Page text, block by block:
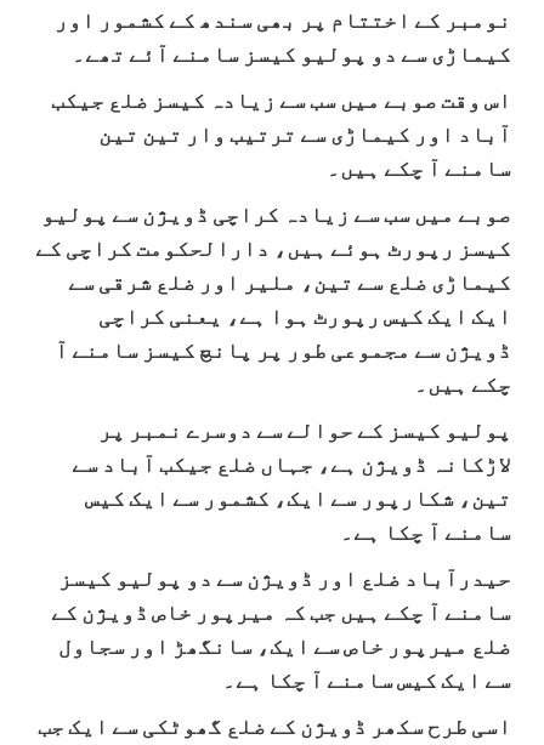
نومبر کے اختتام پر بھی سندھ کے کشمور اور
کیماڑی سے دو پولیو کیسز سامنے آئے تھے۔
اس وقت صوبے میں سب سے زیادہ کیسز ضلع جیکب
آباد اور کیماڑی سے ترتیب وار تین تین
سامنے آ چکے ہیں۔
صوبے میں سب سے زیادہ کراچی ڈویژن سے پولیو
کیسز رپورٹ ہوئے ہیں، دارالحکومت کراچی کے
کیماڑی ضلع سے تین، ملیر اور ضلع شرقی سے
ایک ایک کیس رپورٹ ہوا ہے، یعنی کراچی
ڈویژن سے مجموعی طور پر پانچ کیسز سامنے آ
چکے ہیں۔
پولیو کیسز کے حوالے سے دوسرے نمبر پر
لاڑکانہ ڈویژن ہے، جہاں ضلع جیکب آباد سے
تین، شکارپور سے ایک، کشمور سے ایک کیس
سامنے آ چکا ہے۔
حیدرآباد ضلع اور ڈویژن سے دو پولیو کیسز
سامنے آ چکے ہیں جب کہ میرپور خاص ڈویژن کے
ضلع میرپور خاص سے ایک، سانگھڑ اور سجاول
سے ایک کیس سامنے آ چکا ہے۔
اسی طرح سکھر ڈویژن کے ضلع گھوٹکی سے ایک جب